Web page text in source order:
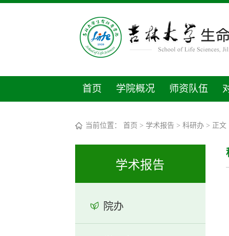
首页 学院概况 师资队伍
当前位置： 首页 > 学术报告 > 科研办> 正文
学术报告
院办